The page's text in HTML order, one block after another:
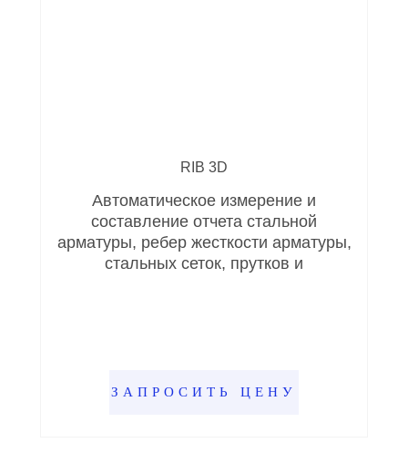
RIB 3D
Автоматическое измерение и
составление отчета стальной
арматуры, ребер жесткости арматуры,
стальных сеток, прутков и
ЗАПРОСИТЬ ЦЕНУ